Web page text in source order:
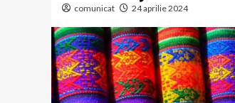
comunicat 24 aprilie 2024